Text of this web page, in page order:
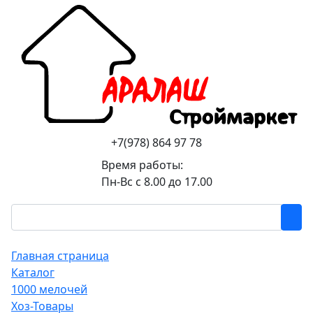
+7(978) 864 97 78
Время работы:
Пн-Вс с 8.00 до 17.00
Главная страница
Каталог
1000 мелочей
Хоз-Товары